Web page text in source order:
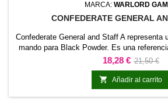
MARCA: WARLORD
CONFEDERATE GENERAL
Confederate General and Staff A representa
mando para Black Powder. Es una
apropiada para encabezar una fuerza o
escenarios narrativos.También funciona
colección, proyecto de pintura o
Precio
18,28 € Precio
base
21,50 €
 Añadir al carrito